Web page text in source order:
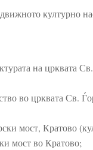
културно
на
во црквата
мост, Кратово
мост во Кратово;